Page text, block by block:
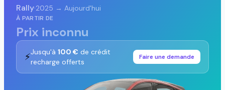
Rally·2025 → Aujourd'hui
À PARTIR DE
Prix inconnu
⚡Jusqu'à 100 € de crédit
recharge offerts
Faire une demande